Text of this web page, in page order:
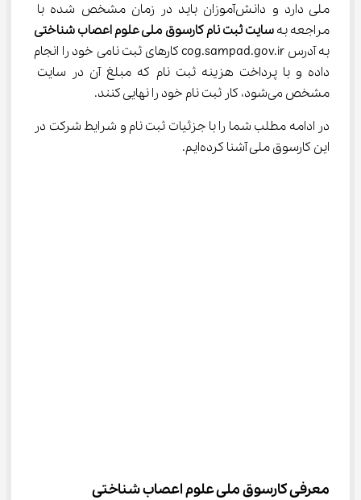
ملی دارد و دانش‌آموزان باید در زمان مشخص شده با
مراجعه به سایت ثبت نام کارسوق ملی علوم اعصاب شناختی
به آدرس cog.sampad.gov.ir کارهای ثبت نامی خود را انجام
داده و با پرداخت هزینه ثبت نام که مبلغ آن در سایت
مشخص می‌شود، کار ثبت نام خود را نهایی کنند.
در ادامه مطلب شما را با جزئیات ثبت نام و شرایط شرکت در
این کارسوق ملی آشنا کرده‌ایم.
معرفی کارسوق ملی علوم اعصاب شناختی